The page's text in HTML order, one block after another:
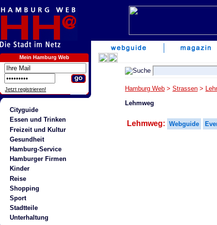
Mein Hamburg Web
Jetzt registrieren!
Cityguide
Essen und Trinken
Freizeit und Kultur
Gesundheit
Hamburg-Service
Hamburger Firmen
Kinder
Reise
Shopping
Sport
Stadtteile
Unterhaltung
Hamburg Web > Strassen >
Lehmweg
Lehmweg: Webguide